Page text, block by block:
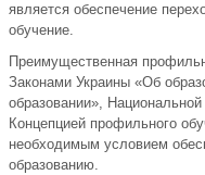
является обеспечение
обучение.
Преимущественная
Законами Украины «Об
образовании»,
Концепцией профильного
необходимым условием
образованию.